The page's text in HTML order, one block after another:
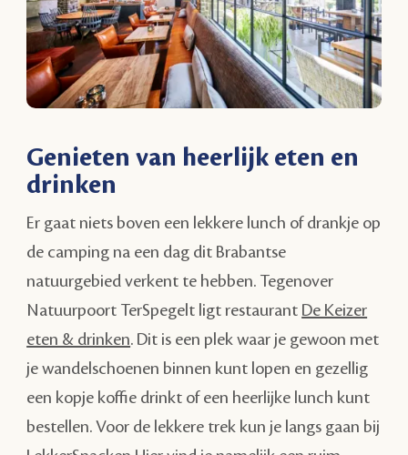
Genieten van heerlijk eten en
drinken
Er gaat niets boven een lekkere lunch of drankje op
de camping na een dag dit Brabantse
natuurgebied verkent te hebben. Tegenover
Natuurpoort TerSpegelt ligt restaurant De Keizer
eten & drinken. Dit is een plek waar je gewoon met
je wandelschoenen binnen kunt lopen en gezellig
een kopje koffie drinkt of een heerlijke lunch kunt
bestellen. Voor de lekkere trek kun je langs gaan bij